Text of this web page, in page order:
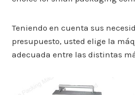
Teniendo en cuenta sus
presupuesto, usted elige la
adecuada entre las distintas